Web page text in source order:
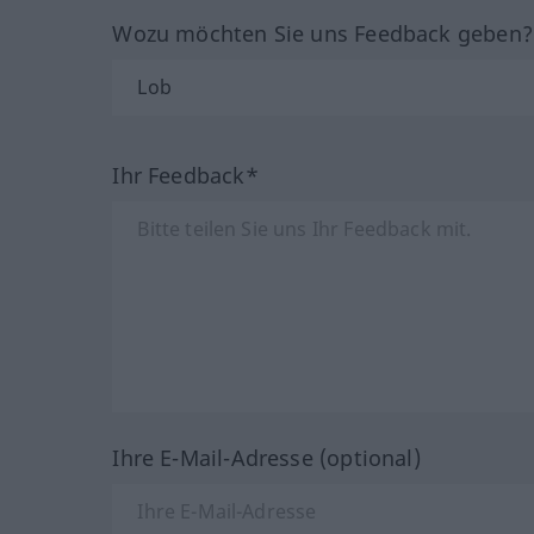
Wozu möchten Sie uns Feedback
Ihr Feedback*
Ihre E-Mail-Adresse (optional)